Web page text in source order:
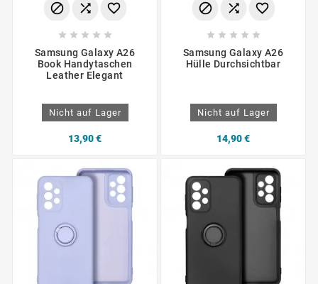
  
    
Samsung Galaxy A26
Book Handytaschen
Leather Elegant
Nicht auf Lager
13,90 €
  
    
Samsung Galaxy A26
Hülle Durchsichtbar
Nicht auf Lager
14,90 €